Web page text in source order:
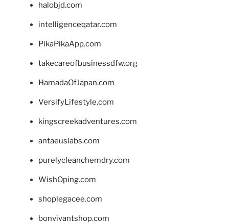
halobjd.com
intelligenceqatar.com
PikaPikaApp.com
takecareofbusinessdfw.org
HamadaOfJapan.com
VersifyLifestyle.com
kingscreekadventures.com
antaeuslabs.com
purelycleanchemdry.com
WishOping.com
shoplegacee.com
bonvivantshop.com